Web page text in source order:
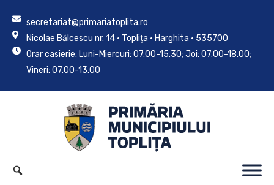
secretariat@primariatoplita.ro
Nicolae Bălcescu nr. 14 • Toplița • Harghita • 535700
Orar casierie: Luni-Miercuri: 07.00-15.30; Joi: 07.00-18.00;
Vineri: 07.00-13.00